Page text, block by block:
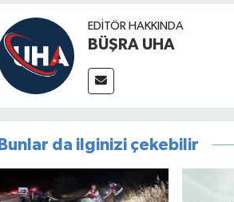
EDITÖR HAKKINDA
BÜŞRA UHA
Bunlar da ilginizi çekebilir